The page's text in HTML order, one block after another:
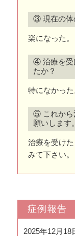
③ 現在の体
楽になった。
④ 治療を受
たか？
特になかった
⑤ これから
願いします。
治療を受け
みて下さい。
症例報告
2025年12月18